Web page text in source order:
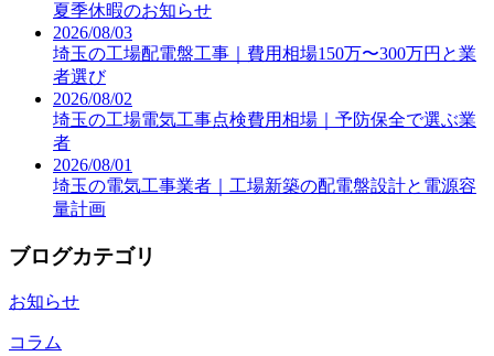
夏季休暇のお知らせ
2026/08/03
埼玉の工場配電盤工事｜費用相場150万〜300万円と業
者選び
2026/08/02
埼玉の工場電気工事点検費用相場｜予防保全で選ぶ業
者
2026/08/01
埼玉の電気工事業者｜工場新築の配電盤設計と電源容
量計画
ブログカテゴリ
お知らせ
コラム